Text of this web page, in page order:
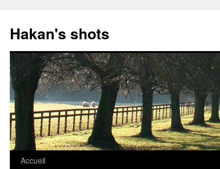
contenu
Hakan's shots
Accueil